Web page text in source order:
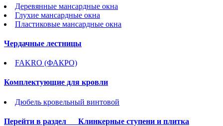
Деревянные мансардные окна
Глухие мансардные окна
Пластиковые мансардные окна
Чердачные лестницы
FAKRO (ФАКРО)
Комплектующие для кровли
Дюбель кровельный винтовой
Перейти в раздел Клинкерные ступени и плитка